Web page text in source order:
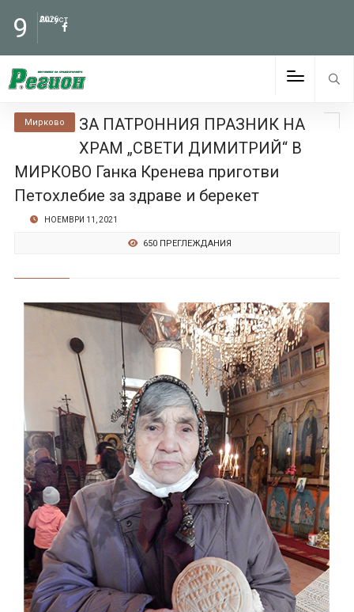
9 Август
2026
Мирково
ЗА ПАТРОННИЯ ПРАЗНИК НА
ХРАМ „СВЕТИ ДИМИТРИЙ“ В
МИРКОВО Ганка Кренева приготви
Петохлебие за здраве и берекет
НОЕМВРИ 11, 2021
650 ПРЕГЛЕЖДАНИЯ